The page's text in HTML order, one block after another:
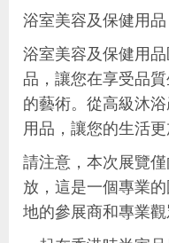
浴室美容及保健用
浴室美容及保健用
品，讓您在享受品
的藝術。從高級沐
用品，讓您的生活更
請注意，本次展覽
放，這是一個專業
地的參展商和專業觀